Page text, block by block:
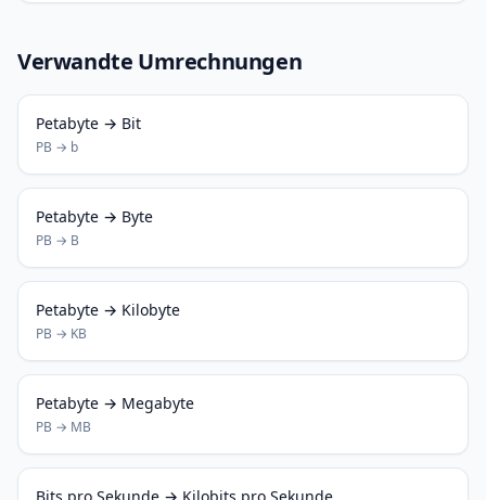
Verwandte Umrechnungen
Petabyte → Bit
PB → b
Petabyte → Byte
PB → B
Petabyte → Kilobyte
PB → KB
Petabyte → Megabyte
PB → MB